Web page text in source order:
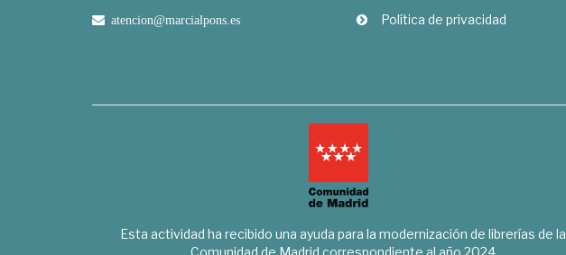
atencion@marcialpons.es
Política de privacidad
Esta actividad ha recibido una ayuda para la modernización de librerías de la